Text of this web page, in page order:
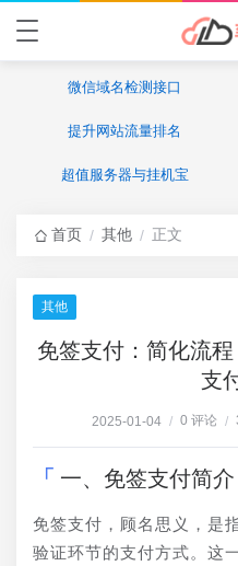
微信域名检测接口
提升网站流量排名
超值服务器与挂机宝
首页 / 其他 / 正文
其他
免签支付：简化流
支
2025-01-04 / 0 评论 /
一、免签支付简介
免签支付，顾名思义，是
验证环节的支付方式。这